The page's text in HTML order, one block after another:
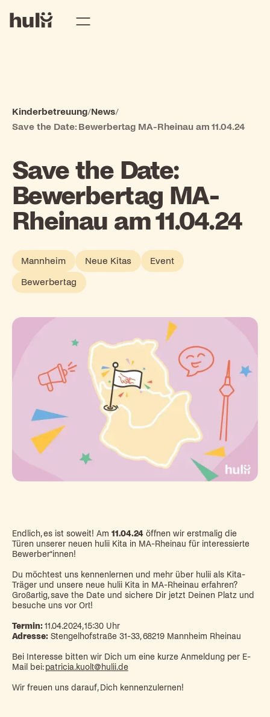
Kinderbetreuung/News/
Save the Date: Bewerbertag MA-Rheinau am 11.04.24
Save the Date:
Bewerbertag MA-
Rheinau am 11.04.24
Mannheim Neue Kitas Event
Bewerbertag
Endlich, es ist soweit! Am 11.04.24öffnen wir erstmalig die
Türen unserer neuen hulii Kita in MA-Rheinau für interessierte
Bewerber*innen!
Du möchtest uns kennenlernen und mehr über hulii als Kita-
Träger und unsere neue hulii Kita in MA-Rheinau erfahren?
Großartig, save the Date und sichere Dir jetzt Deinen Platz und
besuche uns vor Ort!
Termin:11.04.2024, 15:30 Uhr
Adresse:Stengelhofstraße 31-33, 68219 Mannheim Rheinau
Bei Interesse bitten wir Dich um eine kurze Anmeldung per E-
Mail bei: patricia.kuolt@hulii.de
Wir freuen uns darauf, Dich kennenzulernen!